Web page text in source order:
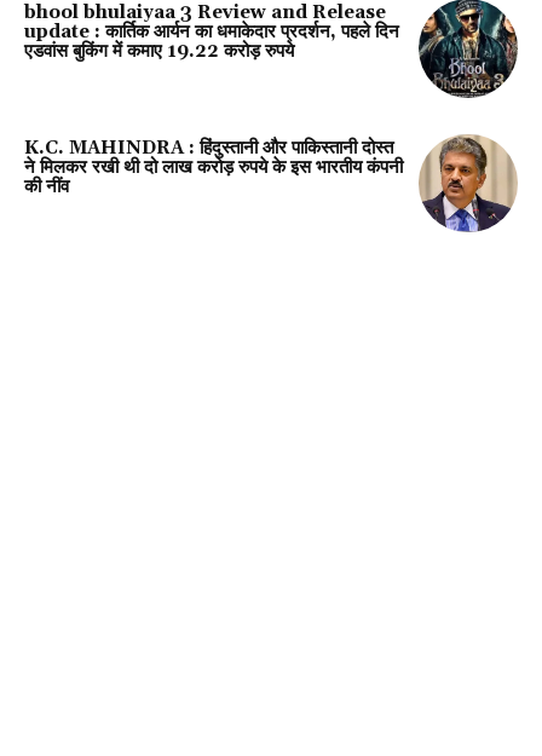
bhool bhulaiyaa 3 Review and Release
update : कार्तिक आर्यन का धमाकेदार प्रदर्शन, पहले दिन
एडवांस बुकिंग में कमाए 19.22 करोड़ रुपये
K.C. MAHINDRA : हिंदुस्तानी और पाकिस्तानी दोस्त
ने मिलकर रखी थी दो लाख करोड़ रुपये के इस भारतीय कंपनी
की नींव